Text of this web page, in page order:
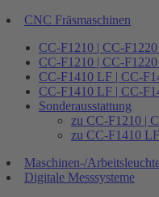
CNC Fräsmaschinen
CC-F1210 | CC-
CC-F1210 | CC-
CC-F1410 LF | CC-
CC-F1410 LF | CC-
Sonderausstattung
zu CC-F1210 |
zu CC-F1410
Maschinen-/
Digitale Messsysteme